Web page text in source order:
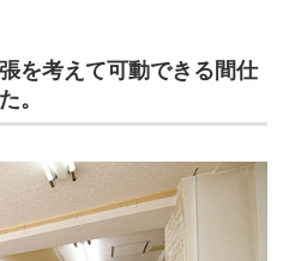
を考えて可動できる間仕
。